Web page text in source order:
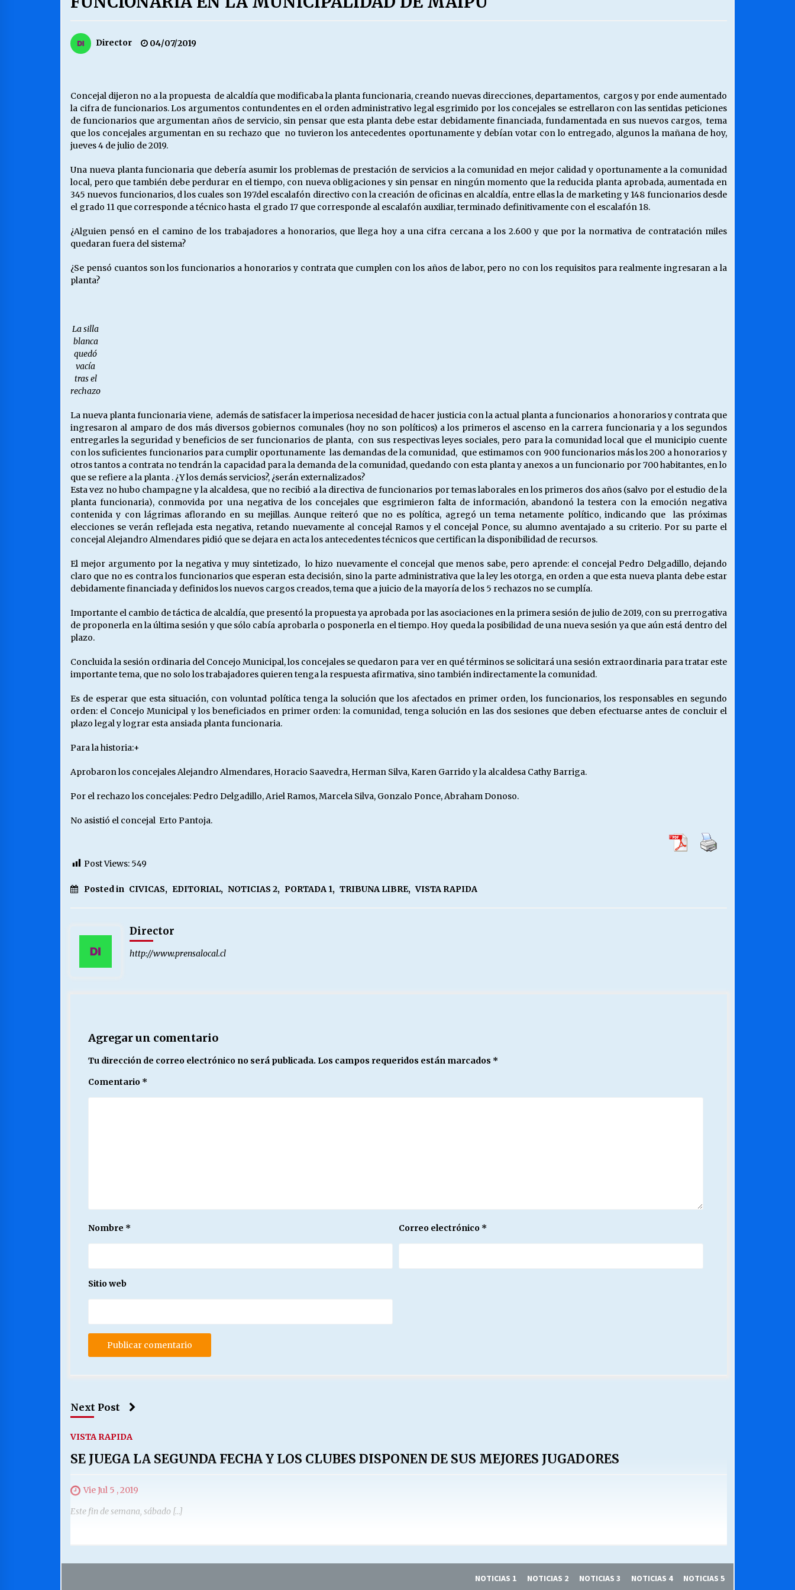
13/07/2026
28/05/2026
S.O.S. a los ricos, Save Our Souls
(Salvar Nuestras Almas)
30/04/2026
¿Asesores con doble sueldo?
18/04/2026
Chile y sus segmentos de la riqueza
06/04/2026
Director 04/07/2019
Concejal dijeron no a la propuesta de alcaldía que modificaba la planta funcionaria, creando nuevas direcciones, departamentos, cargos y por ende aumentado
la cifra de funcionarios. Los argumentos contundentes en el orden administrativo legal esgrimido por los concejales se estrellaron con las sentidas peticiones
de funcionarios que argumentan años de servicio, sin pensar que esta planta debe estar debidamente financiada, fundamentada en sus nuevos cargos, tema
que los concejales argumentan en su rechazo que no tuvieron los antecedentes oportunamente y debían votar con lo entregado, algunos la mañana de hoy,
jueves 4 de julio de 2019.
Una nueva planta funcionaria que debería asumir los problemas de prestación de servicios a la comunidad en mejor calidad y oportunamente a la comunidad
local, pero que también debe perdurar en el tiempo, con nueva obligaciones y sin pensar en ningún momento que la reducida planta aprobada, aumentada en
345 nuevos funcionarios, d los cuales son 197del escalafón directivo con la creación de oficinas en alcaldía, entre ellas la de marketing y 148 funcionarios desde
el grado 11 que corresponde a técnico hasta el grado 17 que corresponde al escalafón auxiliar, terminado definitivamente con el escalafón 18.
¿Alguien pensó en el camino de los trabajadores a honorarios, que llega hoy a una cifra cercana a los 2.600 y que por la normativa de contratación miles
quedaran fuera del sistema?
¿Se pensó cuantos son los funcionarios a honorarios y contrata que cumplen con los años de labor, pero no con los requisitos para realmente ingresaran a la
planta?
La silla
blanca
quedó
vacía
tras el
rechazo
La nueva planta funcionaria viene, además de satisfacer la imperiosa necesidad de hacer justicia con la actual planta a funcionarios a honorarios y contrata que
ingresaron al amparo de dos más diversos gobiernos comunales (hoy no son políticos) a los primeros el ascenso en la carrera funcionaria y a los segundos
entregarles la seguridad y beneficios de ser funcionarios de planta, con sus respectivas leyes sociales, pero para la comunidad local que el municipio cuente
con los suficientes funcionarios para cumplir oportunamente las demandas de la comunidad, que estimamos con 900 funcionarios más los 200 a honorarios y
otros tantos a contrata no tendrán la capacidad para la demanda de la comunidad, quedando con esta planta y anexos a un funcionario por 700 habitantes, en lo
que se refiere a la planta . ¿Y los demás servicios?, ¿serán externalizados?
Esta vez no hubo champagne y la alcaldesa, que no recibió a la directiva de funcionarios por temas laborales en los primeros dos años (salvo por el estudio de la
planta funcionaria), conmovida por una negativa de los concejales que esgrimieron falta de información, abandonó la testera con la emoción negativa
contenida y con lágrimas aflorando en su mejillas. Aunque reiteró que no es política, agregó un tema netamente político, indicando que las próximas
elecciones se verán reflejada esta negativa, retando nuevamente al concejal Ramos y el concejal Ponce, su alumno aventajado a su criterio. Por su parte el
concejal Alejandro Almendares pidió que se dejara en acta los antecedentes técnicos que certifican la disponibilidad de recursos.
El mejor argumento por la negativa y muy sintetizado, lo hizo nuevamente el concejal que menos sabe, pero aprende: el concejal Pedro Delgadillo, dejando
claro que no es contra los funcionarios que esperan esta decisión, sino la parte administrativa que la ley les otorga, en orden a que esta nueva planta debe estar
debidamente financiada y definidos los nuevos cargos creados, tema que a juicio de la mayoría de los 5 rechazos no se cumplía.
Importante el cambio de táctica de alcaldía, que presentó la propuesta ya aprobada por las asociaciones en la primera sesión de julio de 2019, con su prerrogativa
de proponerla en la última sesión y que sólo cabía aprobarla o posponerla en el tiempo. Hoy queda la posibilidad de una nueva sesión ya que aún está dentro del
plazo.
Concluida la sesión ordinaria del Concejo Municipal, los concejales se quedaron para ver en qué términos se solicitará una sesión extraordinaria para tratar este
importante tema, que no solo los trabajadores quieren tenga la respuesta afirmativa, sino también indirectamente la comunidad.
Es de esperar que esta situación, con voluntad política tenga la solución que los afectados en primer orden, los funcionarios, los responsables en segundo
orden: el Concejo Municipal y los beneficiados en primer orden: la comunidad, tenga solución en las dos sesiones que deben efectuarse antes de concluir el
plazo legal y lograr esta ansiada planta funcionaria.
Para la historia:+
Aprobaron los concejales Alejandro Almendares, Horacio Saavedra, Herman Silva, Karen Garrido y la alcaldesa Cathy Barriga.
Por el rechazo los concejales: Pedro Delgadillo, Ariel Ramos, Marcela Silva, Gonzalo Ponce, Abraham Donoso.
No asistió el concejal Erto Pantoja.
Post Views: 549
Posted in CIVICAS, EDITORIAL, NOTICIAS 2, PORTADA 1, TRIBUNA LIBRE, VISTA RAPIDA
Director
http://www.prensalocal.cl
Agregar un comentario
Tu dirección de correo electrónico no será publicada. Los campos requeridos están marcados *
Comentario *
Nombre * Correo electrónico *
Sitio web
Next Post
VISTA RAPIDA
SE JUEGA LA SEGUNDA FECHA Y LOS CLUBES DISPONEN DE SUS MEJORES JUGADORES
Vie Jul 5 , 2019
Este fin de semana, sábado […]
NOTICIAS 1 NOTICIAS 2 NOTICIAS 3 NOTICIAS 4 NOTICIAS 5